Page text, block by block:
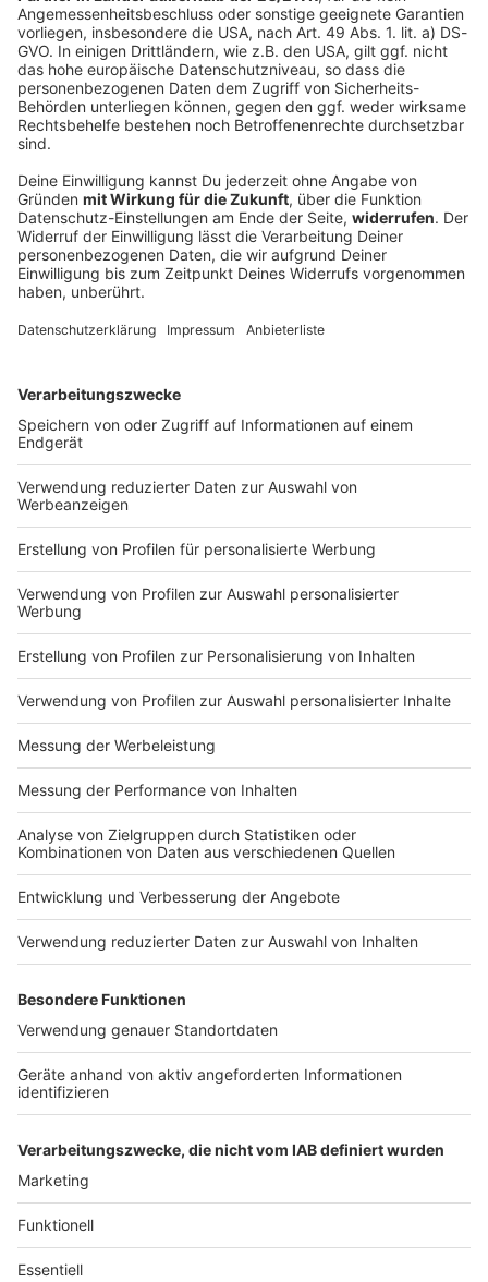
4.4 In anderen als den genannten Fällen ist die Haftung von
ROCK ANTENNE - unabhängig vom Rechtsgrund -
ausgeschlossen.
5. HAFTUNG VON BOSCH
Bosch haftet nicht für die vom Nutzer verursachten Verstöße
Strafgesetzbuch. Dies gilt auch für die infolge dieser
Verstöße verhängte Bußgelder und Geldstrafen.
6. SCHLUSSBESTIMMUNGEN
6.1 Das Vertragsverhältnis unterliegt dem Recht der
Bundesrepublik Deutschland unter Ausschluss des UN-
6.2 Sollten einzelne Vertragsbestimmungen ganz oder
im Übrigen wirksam. Das gleiche gilt, soweit sich in diesem
Vertrag eine Lücke herausstellen sollte. Die Vertragsparteien
werden sich bemühen, die ganz oder teilweise
rechtsunwirksame Bestimmung durch eine angemessene
Regelung zu ersetzen, die - soweit rechtlich möglich - dem
am nächsten kommt, was die Vertragsparteien gewollt
haben würden, sofern sie die Unwirksamkeit bedacht hätten.
Gleiches gilt für die nachträgliche Entdeckung einer
Vertragslücke.
[Stand: Januar 2018]
Impressum
Nutzungsbedingungen
Jobs
Presse
Archiv
Teilnahmebedingungen
Geschäftsbedingungen
ANTENNE BAYERN GROUP
Kontakt
Studio-Hotline
Werbung
Datenschutzerklärung
ROCK ANTENNE
Region wechseln